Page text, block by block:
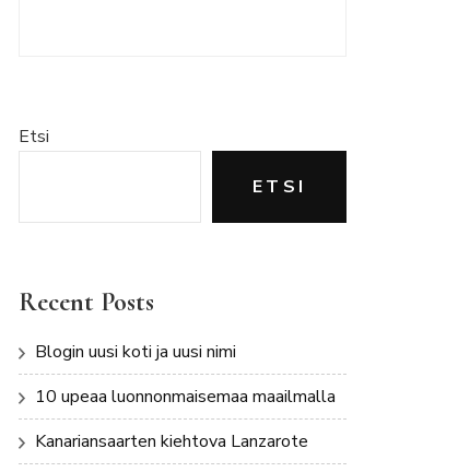
Etsi
ETSI
Recent Posts
Blogin uusi koti ja uusi nimi
10 upeaa luonnonmaisemaa maailmalla
Kanariansaarten kiehtova Lanzarote